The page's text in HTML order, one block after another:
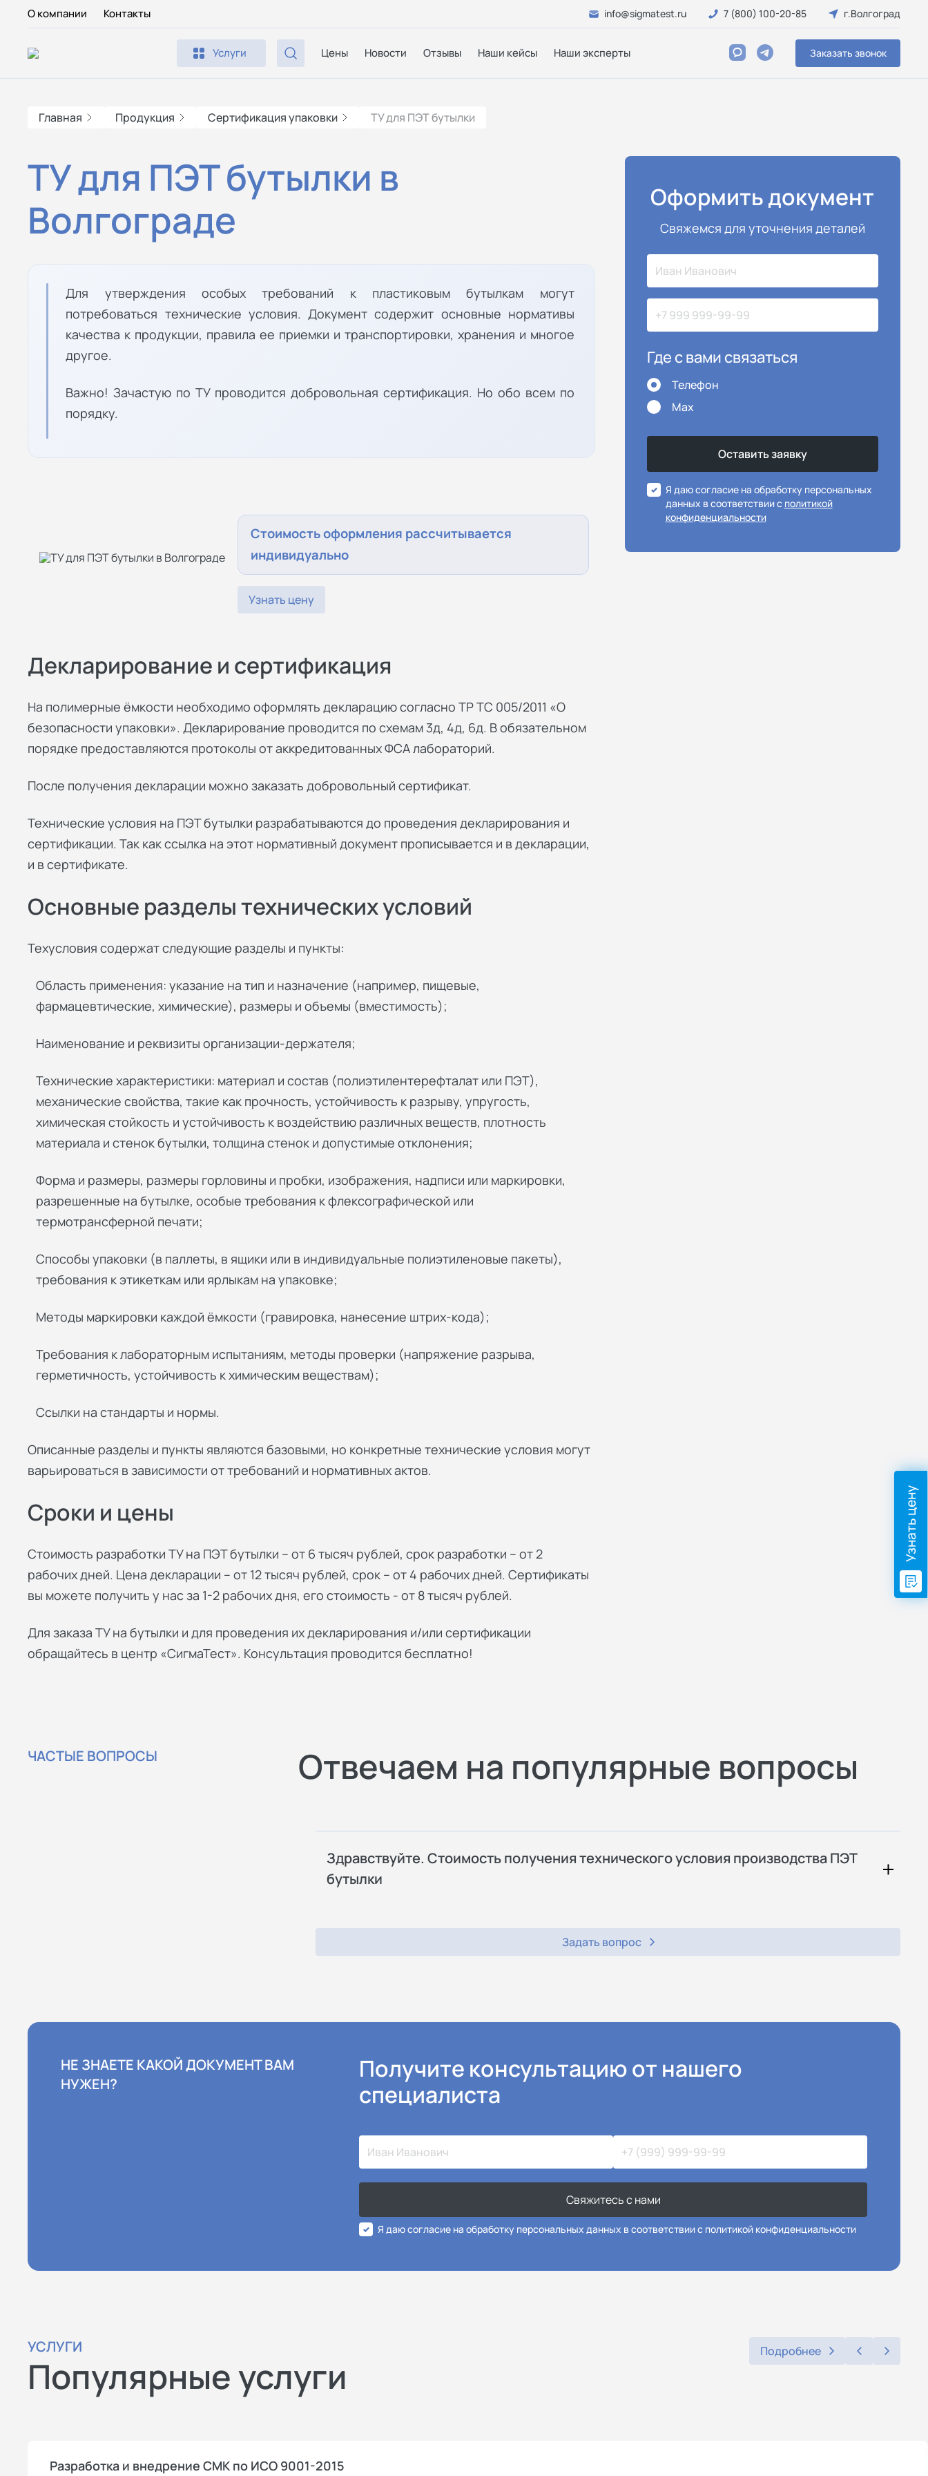
О компании Контакты info@sigmatest.ru 7 (800) 100-20-85 г.Волгоград
Услуги Цены Новости Отзывы Наши кейсы Наши эксперты Заказать звонок
Главная Продукция Сертификация упаковки ТУ для ПЭТ бутылки
ТУ для ПЭТ бутылки в
Волгограде
Для утверждения особых требований к пластиковым бутылкам могут
потребоваться технические условия. Документ содержит основные нормативы
качества к продукции, правила ее приемки и транспортировки, хранения и многое
другое.
Важно! Зачастую по ТУ проводится добровольная сертификация. Но обо всем по
порядку.
Стоимость оформления рассчитывается
индивидуально
Узнать цену
Декларирование и сертификация
На полимерные ёмкости необходимо оформлять декларацию согласно ТР ТС 005/2011 «О
безопасности упаковки». Декларирование проводится по схемам 3д, 4д, 6д. В обязательном
порядке предоставляются протоколы от аккредитованных ФСА лабораторий.
После получения декларации можно заказать добровольный сертификат.
Технические условия на ПЭТ бутылки разрабатываются до проведения декларирования и
сертификации. Так как ссылка на этот нормативный документ прописывается и в декларации,
и в сертификате.
Основные разделы технических условий
Техусловия содержат следующие разделы и пункты:
Область применения: указание на тип и назначение (например, пищевые,
фармацевтические, химические), размеры и объемы (вместимость);
Наименование и реквизиты организации-держателя;
Технические характеристики: материал и состав (полиэтилентерефталат или ПЭТ),
механические свойства, такие как прочность, устойчивость к разрыву, упругость,
химическая стойкость и устойчивость к воздействию различных веществ, плотность
материала и стенок бутылки, толщина стенок и допустимые отклонения;
Форма и размеры, размеры горловины и пробки, изображения, надписи или маркировки,
разрешенные на бутылке, особые требования к флексографической или
термотрансферной печати;
Способы упаковки (в паллеты, в ящики или в индивидуальные полиэтиленовые пакеты),
требования к этикеткам или ярлыкам на упаковке;
Методы маркировки каждой ёмкости (гравировка, нанесение штрих-кода);
Требования к лабораторным испытаниям, методы проверки (напряжение разрыва,
герметичность, устойчивость к химическим веществам);
Ссылки на стандарты и нормы.
Описанные разделы и пункты являются базовыми, но конкретные технические условия могут
варьироваться в зависимости от требований и нормативных актов.
Сроки и цены
Стоимость разработки ТУ на ПЭТ бутылки – от 6 тысяч рублей, срок разработки – от 2
рабочих дней. Цена декларации – от 12 тысяч рублей, срок – от 4 рабочих дней. Сертификаты
вы можете получить у нас за 1-2 рабочих дня, его стоимость - от 8 тысяч рублей.
Для заказа ТУ на бутылки и для проведения их декларирования и/или сертификации
обращайтесь в центр «СигмаТест». Консультация проводится бесплатно!
Оформить документ
Свяжемся для уточнения деталей
Где с вами связаться
Телефон
Max
Я даю согласие на обработку персональных
данных в соответствии с политикой
конфиденциальности
ЧАСТЫЕ ВОПРОСЫ Отвечаем на популярные вопросы
Здравствуйте. Стоимость получения технического условия производства ПЭТ
бутылки
Задать вопрос
НЕ ЗНАЕТЕ КАКОЙ ДОКУМЕНТ ВАМ
НУЖЕН?
Получите консультацию от нашего
специалиста
Свяжитесь с нами
Я даю согласие на обработку персональных данных в соответствии с политикой конфиденциальности
УСЛУГИ
Популярные услуги
Подробнее
Разработка и внедрение СМК по ИСО 9001-2015
Узнать цену